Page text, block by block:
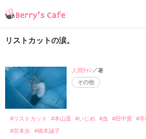
リストカットの涙。
その他
人間ﾁｬﾝ ／著
#リストカット #本山遥 #いじめ #血 #田中愛 #辛
#宮本歩
#橋本誠子